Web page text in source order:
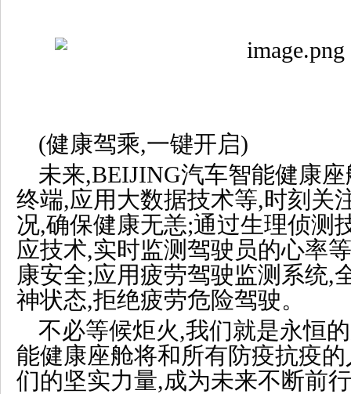
(健康驾乘,一键开启)
未来,BEIJING汽车智能健康
终端,应用大数据技术等,时刻关
况,确保健康无恙;通过生理侦测
应技术,实时监测驾驶员的心率
康安全;应用疲劳驾驶监测系统,
神状态,拒绝疲劳危险驾驶。
不必等候炬火,我们就是永恒
能健康座舱将和所有防疫抗疫
们的坚实力量,成为未来不断前